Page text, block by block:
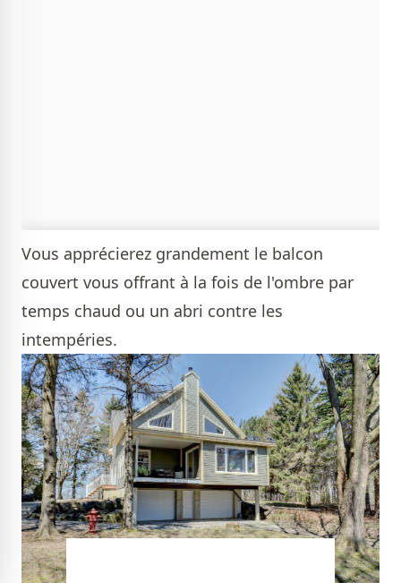
Vous apprécierez grandement le balcon
couvert vous offrant à la fois de l'ombre par
temps chaud ou un abri contre les
intempéries.